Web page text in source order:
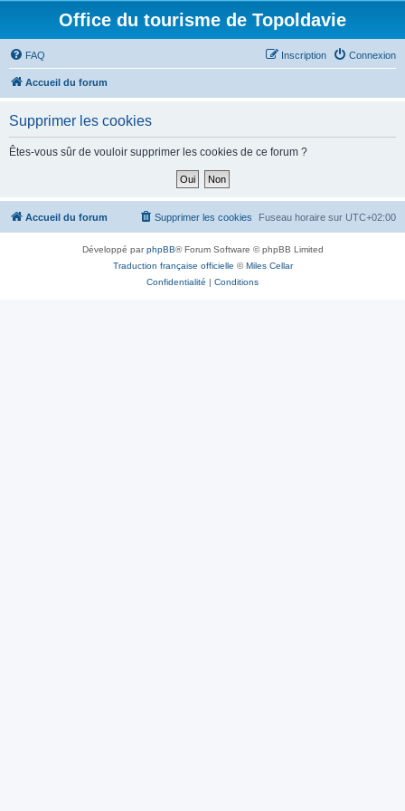
Office du tourisme de Topoldavie
FAQ Connexion
Inscription
Accueil du forum
Supprimer les cookies
Êtes-vous sûr de vouloir supprimer les cookies de ce forum ?
Accueil du forum Fuseau horaire sur UTC+02:00
Supprimer les cookies
Développé parphpBB® Forum Software © phpBB Limited
Traduction française officielle ©Miles Cellar
Confidentialité | Conditions